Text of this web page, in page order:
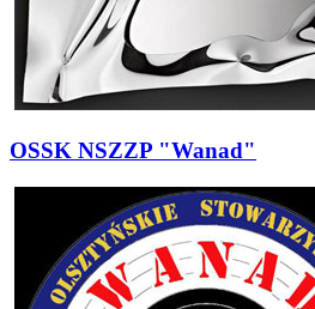
OSSK NSZZP "Wanad"